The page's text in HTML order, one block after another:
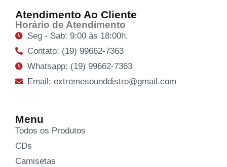
Atendimento Ao Cliente
Horário de Atendimento
Seg - Sab: 9:00 às 18:00h.
Contato: (19) 99662-7363
Whatsapp: (19) 99662-7363
Email: extremesounddistro@gmail.com
Menu
Todos os Produtos
CDs
Camisetas